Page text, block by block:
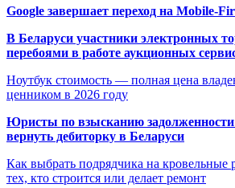
Google завершает переход на Mobile-
В Беларуси участники электронных
перебоями в работе аукционных
Ноутбук стоимость — полная цена
ценником в 2026 году
Юристы по взысканию
вернуть дебиторку в Беларуси
Как выбрать подрядчика на кровельные
тех, кто строится или делает ремонт